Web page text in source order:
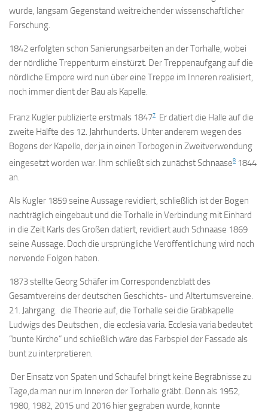
wurde, langsam Gegenstand weitreichender wissenschaftlicher
Forschung.
1842 erfolgten schon Sanierungsarbeiten an der Torhalle, wobei
der nördliche Treppenturm einstürzt. Der Treppenaufgang auf die
nördliche Empore wird nun über eine Treppe im Inneren realisiert,
noch immer dient der Bau als Kapelle.
Franz Kugler publizierte erstmals 18477
Er datiert die Halle auf die
zweite Hälfte des 12. Jahrhunderts. Unter anderem wegen des
Bogens der Kapelle, der ja in einen Torbogen in Zweitverwendung
eingesetzt worden war. Ihm schließt sich zunächst Schnaase8 1844
an.
Als Kugler 1859 seine Aussage revidiert, schließlich ist der Bogen
nachträglich eingebaut und die Torhalle in Verbindung mit Einhard
in die Zeit Karls des Großen datiert, revidiert auch Schnaase 1869
seine Aussage. Doch die ursprüngliche Veröffentlichung wird noch
nervende Folgen haben.
1873 stellte Georg Schäfer im Correspondenzblatt des
Gesamtvereins der deutschen Geschichts- und Altertumsvereine.
21. Jahrgang. die Theorie auf, die Torhalle sei die Grabkapelle
Ludwigs des Deutschen , die ecclesia varia. Ecclesia varia bedeutet
“bunte Kirche” und schließlich wäre das Farbspiel der Fassade als
bunt zu interpretieren.
Der Einsatz von Spaten und Schaufel bringt keine Begräbnisse zu
Tage,da man nur im Inneren der Torhalle gräbt. Denn als 1952,
1980, 1982, 2015 und 2016 hier gegraben wurde, konnte